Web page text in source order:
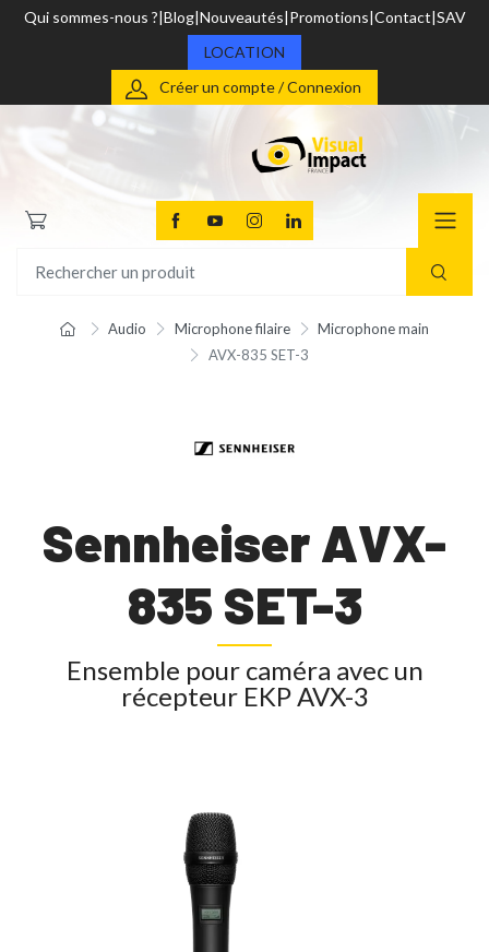
Qui sommes-nous ? Blog Nouveautés Promotions Contact SAV
LOCATION
Créer un compte / Connexion
Audio Microphone filaire
Microphone main
AVX-835 SET-3
Sennheiser AVX-
835 SET-3
Ensemble pour caméra avec un
récepteur EKP AVX-3